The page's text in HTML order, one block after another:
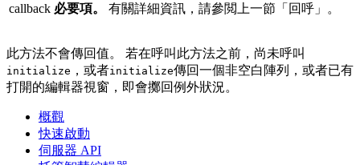
callback 必要項。 有關詳細資訊，請參閲上一節「回呼」。
此方法不會傳回值。 若在呼叫此方法之前，尚未呼叫
initialize ，或者initialize傳回一個非空白陣列，或者已有
打開的編輯器視窗，即會擲回例外狀況。
概觀
快速啟動
伺服器 API